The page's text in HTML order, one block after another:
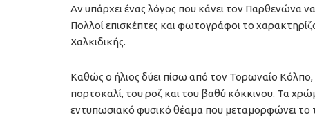
Αν υπάρχει ένας λόγος που κάνει τον Παρθενώνα
Πολλοί επισκέπτες και φωτογράφοι το
Χαλκιδικής.
Καθώς ο ήλιος δύει πίσω από τον Τορωναίο
πορτοκαλί, του ροζ και του βαθύ κόκκινου. Τα
εντυπωσιακό φυσικό θέαμα που μεταμορφώνει το